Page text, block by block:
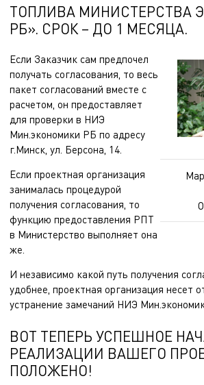
ТОПЛИВА МИНИСТЕРСТВА
РБ». СРОК – ДО 1 МЕСЯЦА.
Если Заказчик сам предпочел
получать согласования, то весь
пакет согласований вместе с
расчетом, он предоставляет
для проверки в НИЭ
Мин.экономики РБ по адресу
г.Минск, ул. Берсона, 14.
Если проектная организация
занималась процедурой
получения согласования, то
функцию предоставления РПТ
в Министерство выполняет она
же.
И независимо какой путь получения
удобнее, проектная организация несет
устранение замечаний НИЭ
ВОТ ТЕПЕРЬ УСПЕШНОЕ
РЕАЛИЗАЦИИ ВАШЕГО
ПОЛОЖЕНО!